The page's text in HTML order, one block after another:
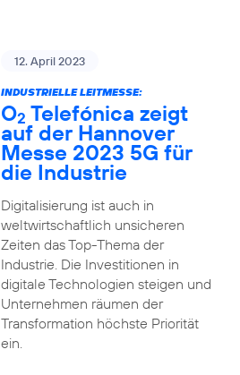
12. April 2023
INDUSTRIELLE LEITMESSE:
O2 Telefónica zeigt
auf der Hannover
Messe 2023 5G für
die Industrie
Digitalisierung ist auch in
weltwirtschaftlich unsicheren
Zeiten das Top-Thema der
Industrie. Die Investitionen in
digitale Technologien steigen und
Unternehmen räumen der
Transformation höchste Priorität
ein.